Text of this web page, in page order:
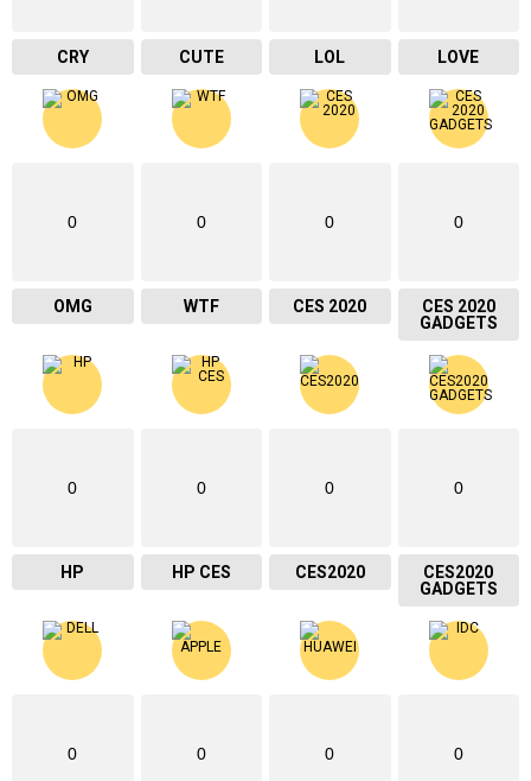
CRY CUTE LOL LOVE
0
OMG
0
WTF
0
CES 2020
0
CES 2020
GADGETS
0
HP
0
HP CES
0
CES2020
0
CES2020
GADGETS
0 0 0 0